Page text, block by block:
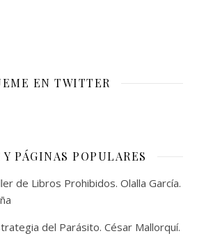
EN TWITTER
Y PÁGINAS POPULARES
de Libros Prohibidos. Olalla García.
del Parásito. César Mallorquí.